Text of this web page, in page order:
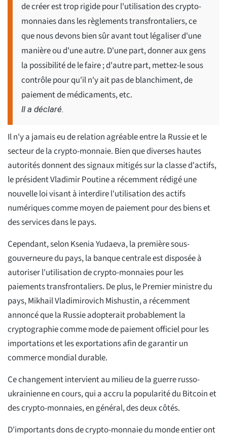
de créer est trop rigide pour l'utilisation des crypto-
monnaies dans les règlements transfrontaliers, ce
que nous devons bien sûr avant tout légaliser d'une
manière ou d'une autre. D'une part, donner aux gens
la possibilité de le faire ; d'autre part, mettez-le sous
contrôle pour qu'il n'y ait pas de blanchiment, de
paiement de médicaments, etc.
Il a déclaré.
Il n'y a jamais eu de relation agréable entre la Russie et le
secteur de la crypto-monnaie. Bien que diverses hautes
autorités donnent des signaux mitigés sur la classe d'actifs,
le président Vladimir Poutine a récemment rédigé une
nouvelle loi visant à interdire l'utilisation des actifs
numériques comme moyen de paiement pour des biens et
des services dans le pays.
Cependant, selon Ksenia Yudaeva, la première sous-
gouverneure du pays, la banque centrale est disposée à
autoriser l'utilisation de crypto-monnaies pour les
paiements transfrontaliers. De plus, le Premier ministre du
pays, Mikhail Vladimirovich Mishustin, a récemment
annoncé que la Russie adopterait probablement la
cryptographie comme mode de paiement officiel pour les
importations et les exportations afin de garantir un
commerce mondial durable.
Ce changement intervient au milieu de la guerre russo-
ukrainienne en cours, qui a accru la popularité du Bitcoin et
des crypto-monnaies, en général, des deux côtés.
D'importants dons de crypto-monnaie du monde entier ont